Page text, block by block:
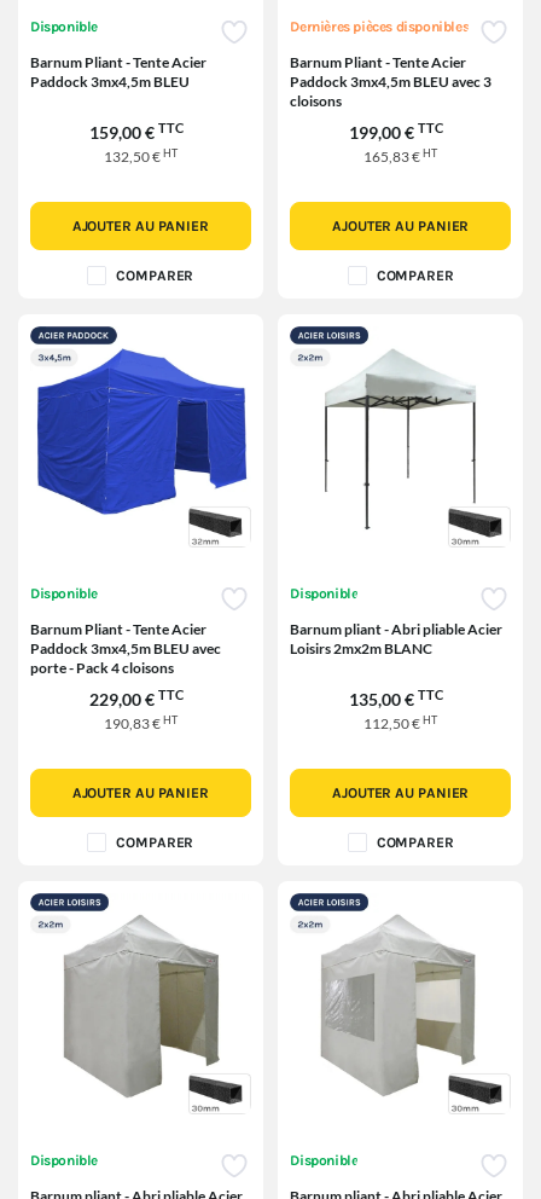
Disponible
Barnum Pliant - Tente Acier
Paddock 3mx4,5m BLEU
159,00 € TTC
132,50 €HT
AJOUTER AU PANIER
COMPARER
Dernières pièces disponibles
Barnum Pliant - Tente Acier
Paddock 3mx4,5m BLEU avec 3
cloisons
199,00 € TTC
165,83 €HT
AJOUTER AU PANIER
COMPARER
Disponible
Barnum Pliant - Tente Acier
Paddock 3mx4,5m BLEU avec
porte - Pack 4 cloisons
229,00 € TTC
190,83 €HT
AJOUTER AU PANIER
COMPARER
Disponible
Barnum pliant - Abri pliable Acier
Loisirs 2mx2m BLANC
135,00 € TTC
112,50 €HT
AJOUTER AU PANIER
COMPARER
Disponible Disponible